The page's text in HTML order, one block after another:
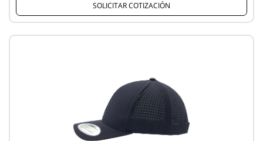
SOLICITAR COTIZACIÓN